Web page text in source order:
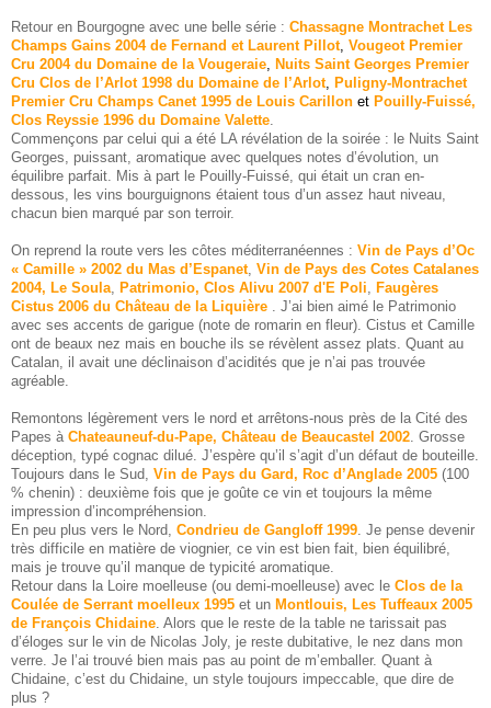
Retour en Bourgogne avec une belle série : Chassagne Montrachet Les
Champs Gains 2004 de Fernand et Laurent Pillot, Vougeot Premier
Cru 2004 du Domaine de la Vougeraie, Nuits Saint Georges Premier
Cru Clos de l’Arlot 1998 du Domaine de l’Arlot, Puligny-Montrachet
Premier Cru Champs Canet 1995 de Louis Carillon et Pouilly-Fuissé,
Clos Reyssie 1996 du Domaine Valette.
Commençons par celui qui a été LA révélation de la soirée : le Nuits Saint
Georges, puissant, aromatique avec quelques notes d’évolution, un
équilibre parfait. Mis à part le Pouilly-Fuissé, qui était un cran en-
dessous, les vins bourguignons étaient tous d’un assez haut niveau,
chacun bien marqué par son terroir.
On reprend la route vers les côtes méditerranéennes : Vin de Pays d’Oc
« Camille » 2002 du Mas d’Espanet, Vin de Pays des Cotes Catalanes
2004, Le Soula, Patrimonio, Clos Alivu 2007 d'E Poli, Faugères
Cistus 2006 du Château de la Liquière . J’ai bien aimé le Patrimonio
avec ses accents de garigue (note de romarin en fleur). Cistus et Camille
ont de beaux nez mais en bouche ils se révèlent assez plats. Quant au
Catalan, il avait une déclinaison d’acidités que je n’ai pas trouvée
agréable.
Remontons légèrement vers le nord et arrêtons-nous près de la Cité des
Papes à Chateauneuf-du-Pape, Château de Beaucastel 2002. Grosse
déception, typé cognac dilué. J’espère qu’il s’agit d’un défaut de bouteille.
Toujours dans le Sud, Vin de Pays du Gard, Roc d’Anglade 2005 (100
% chenin) : deuxième fois que je goûte ce vin et toujours la même
impression d’incompréhension.
En peu plus vers le Nord, Condrieu de Gangloff 1999. Je pense devenir
très difficile en matière de viognier, ce vin est bien fait, bien équilibré,
mais je trouve qu’il manque de typicité aromatique.
Retour dans la Loire moelleuse (ou demi-moelleuse) avec le Clos de la
Coulée de Serrant moelleux 1995 et un Montlouis, Les Tuffeaux 2005
de François Chidaine. Alors que le reste de la table ne tarissait pas
d’éloges sur le vin de Nicolas Joly, je reste dubitative, le nez dans mon
verre. Je l’ai trouvé bien mais pas au point de m’emballer. Quant à
Chidaine, c’est du Chidaine, un style toujours impeccable, que dire de
plus ?